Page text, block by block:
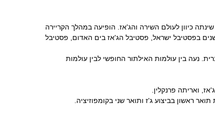
כיוון לעולם השירה והג'אז. הופיעה במהלך הקריירה
בפסטיבל ישראל, פסטיבל הג'אז בים האדום, פסטיבל
נעה בין עולמות האילתור החופשי לבין עולמות
ראשון בביצוע ג'ז ותואר שני בקומפוזיציה.